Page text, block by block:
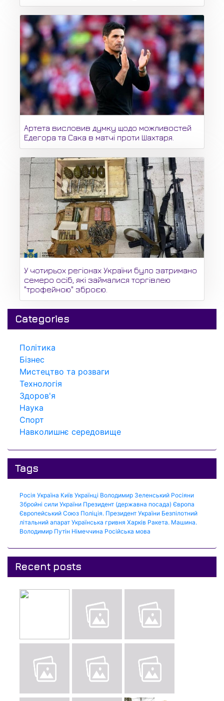
Артета висловив думку щодо можливостей
Едегора та Сака в матчі проти Шахтаря.
У чотирьох регіонах України було затримано
семеро осіб, які займалися торгівлею
"трофейною" зброєю.
Categories
Політика
Бізнес
Мистецтво та розваги
Технологія
Здоров'я
Наука
Спорт
Навколишнє середовище
Tags
Росія Україна Київ Українці Володимир Зеленський Росіяни
Збройні сили України Президент (державна посада) Європа
Європейський Союз Поліція. Президент України Безпілотний
літальний апарат Українська гривня Харків Ракета. Машина.
Володимир Путін Німеччина Російська мова
Recent posts